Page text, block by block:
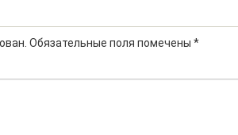
Обязательные поля помечены *